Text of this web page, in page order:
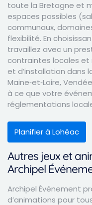
toute la Bretagne et
espaces possibles
communaux,
flexibilité. En
travaillez avec un
contraintes locales et
et d’installation dans
Maine‑et‑Loire,
à ce que votre
réglementations
Planifier à Lohéac
Autres jeux et
Archipel
Archipel Événement
d’animations pour